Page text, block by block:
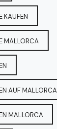
KAUFEN
MALLORCA
AUF MALLORCA
MALLORCA